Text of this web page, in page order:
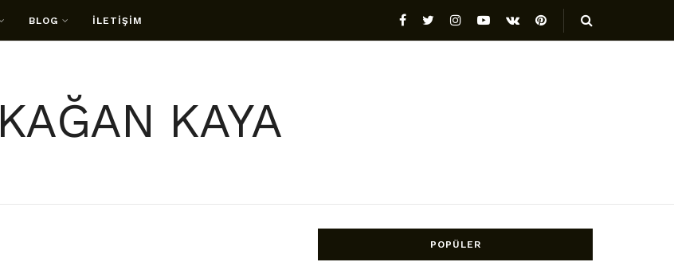
BLOG İLETİŞİM
KAĞAN KAYA
POPÜLER